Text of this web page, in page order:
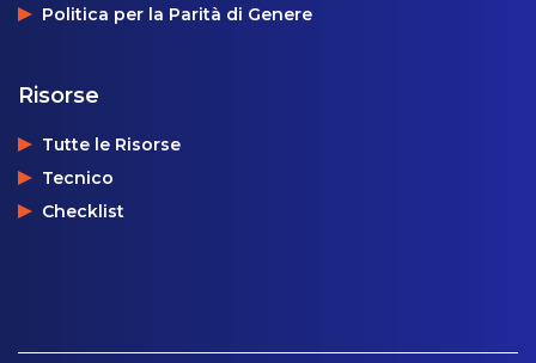
Politica per la Parità di Genere
Risorse
Tutte le Risorse
Tecnico
Checklist